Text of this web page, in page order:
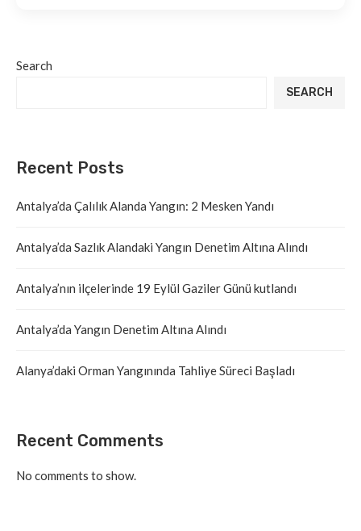
Search
SEARCH
Recent Posts
Antalya’da Çalılık Alanda Yangın: 2 Mesken Yandı
Antalya’da Sazlık Alandaki Yangın Denetim Altına Alındı
Antalya’nın ilçelerinde 19 Eylül Gaziler Günü kutlandı
Antalya’da Yangın Denetim Altına Alındı
Alanya’daki Orman Yangınında Tahliye Süreci Başladı
Recent Comments
No comments to show.